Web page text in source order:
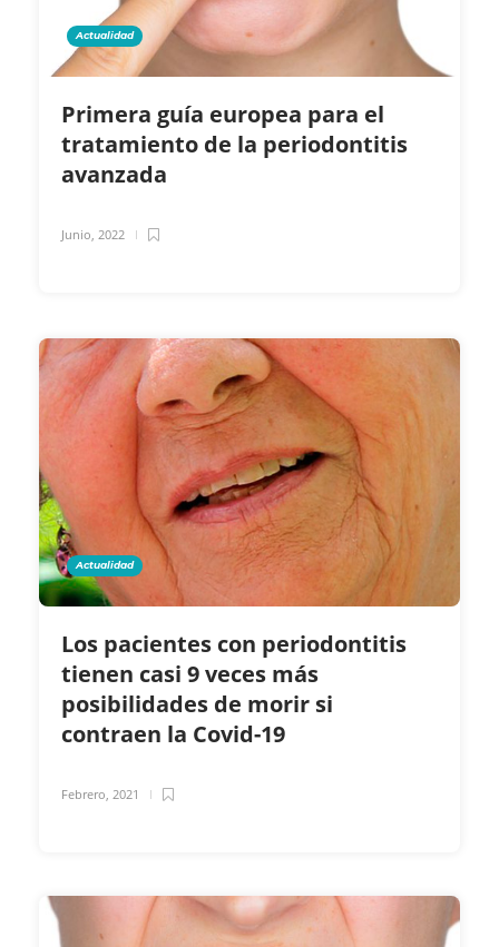
Actualidad
Primera guía europea para el
tratamiento de la periodontitis
avanzada
Junio, 2022
Actualidad
Los pacientes con periodontitis
tienen casi 9 veces más
posibilidades de morir si
contraen la Covid-19
Febrero, 2021